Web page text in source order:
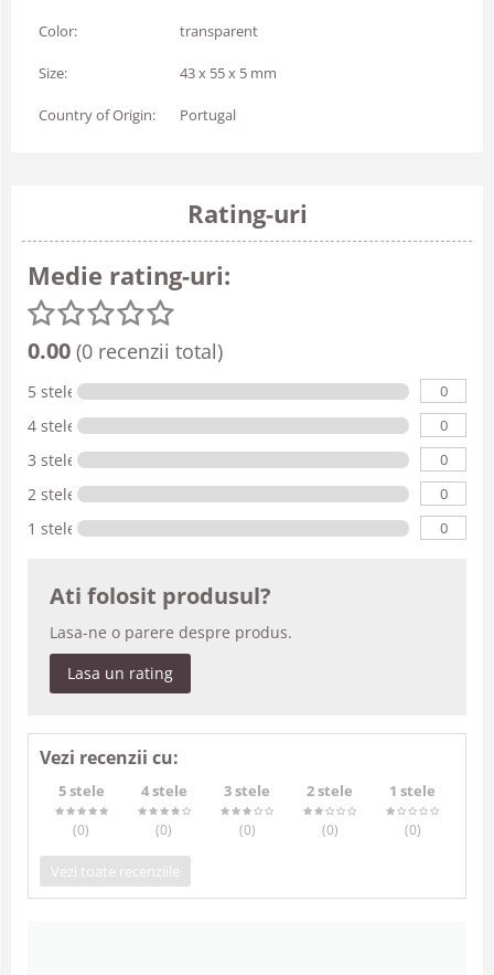
Color: transparent
Size: 43 x 55 x 5 mm
Country of Origin: Portugal
Rating-uri
Medie rating-uri:
0.00 (0 recenzii total)
5 stele 0
4 stele 0
3 stele 0
2 stele 0
1 stele 0
Ati folosit produsul?
Lasa-ne o parere despre produs.
Lasa un rating
Vezi recenzii cu:
5 stele
(0)
4 stele
(0)
3 stele
(0)
2 stele
(0)
1 stele
(0)
Vezi toate recenziile